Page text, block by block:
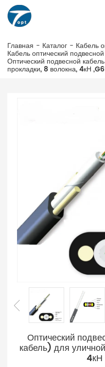
Главная - Каталог - Кабель
Кабель оптический
Оптический подвесной
прокладки, 8 волокна, 4кН
Оптический
кабель) для
4кН